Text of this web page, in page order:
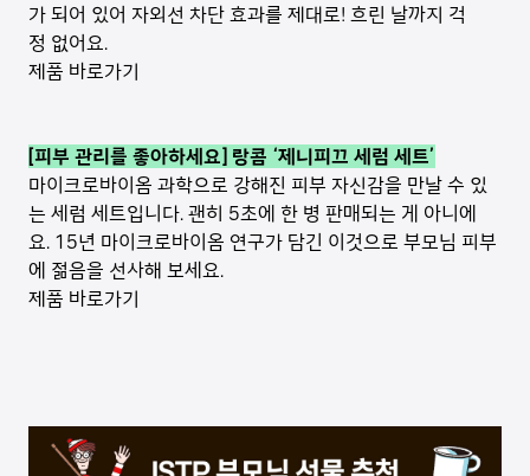
가 되어 있어 자외선 차단 효과를 제대로! 흐린 날까지 걱
정 없어요.
제품 바로가기
[피부 관리를 좋아하세요] 랑콤 ‘제니피끄 세럼 세트’
마이크로바이옴 과학으로 강해진 피부 자신감을 만날 수 있
는 세럼 세트입니다. 괜히 5초에 한 병 판매되는 게 아니에
요. 15년 마이크로바이옴 연구가 담긴 이것으로 부모님 피부
에 젊음을 선사해 보세요.
제품 바로가기